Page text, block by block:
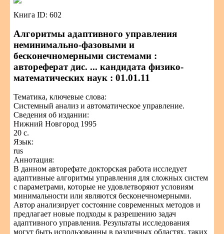
Книга ID: 602
Алгоритмы адаптивного управления
неминимально-фазовыми и
бесконечномерными системами :
автореферат дис. ... кандидата физико-
математических наук : 01.01.11
Тематика, ключевые слова:
Системный анализ и автоматическое управление.
Сведения об издании:
Нижний Новгород 1995
20 с.
Язык:
rus
Аннотация:
В данном авторефате докторская работа исследует
адаптивные алгоритмы управления для сложных систем
с параметрами, которые не удовлетворяют условиям
минимальности или являются бесконечномерными.
Автор анализирует состояние современных методов и
предлагает новые подходы к разрешению задач
адаптивного управления. Результаты исследования
могут быть использованны в различных областях, таких